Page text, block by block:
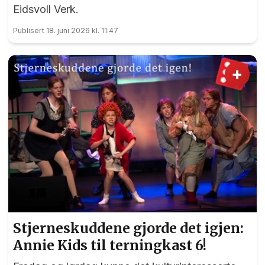
Eidsvoll Verk.
Publisert 18. juni 2026 kl. 11:47
+
Stjerneskuddene gjorde det igjen:
Annie Kids til terningkast 6!